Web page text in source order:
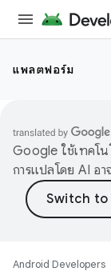
แพลตฟอร์ม
Google ใช้เทคโ
การแปลโดย AI อ
Android Developers